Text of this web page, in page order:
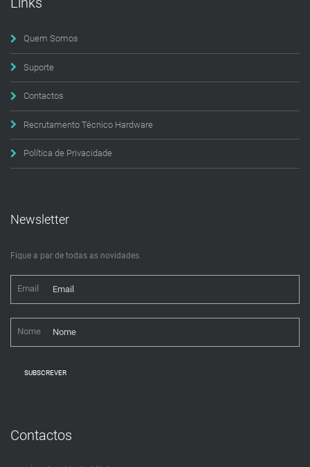
Quem Somos
Suporte
Contactos
Recrutamento Técnico Hardware
Política de Privacidade
Newsletter
Fique a par de todas as novidades.
Email
Nome
SUBSCREVER
Contactos